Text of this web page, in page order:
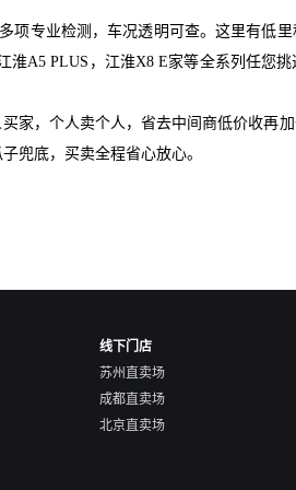
项专业检测，车况透明可查。这里有低
淮A5 PLUS，江淮X8 E家等全系列任您
家，个人卖个人，省去中间商低价收再
兜底，买卖全程省心放心。
线下门店
苏州直卖场
成都直卖场
北京直卖场